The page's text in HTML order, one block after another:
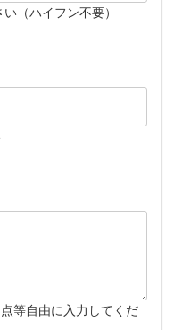
（ハイフン不要）
等自由に入力してくだ